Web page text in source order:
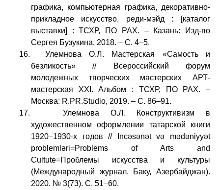
графика, компьютерная графика, декоративно-
прикладное искусство, реди-мэйд : [каталог
выставки] : ТСХР, ПО РАХ. – Казань: Изд-во
Сергея Бузукина, 2018. – С. 4–5.
16. Улемнова О.Л. Мастерская «Самость и
безликость» // Всероссийский форум
молодежных творческих мастерских АРТ-
мастерская XXI. Альбом : ТСХР, ПО РАХ. –
Москва: R.PR.Studio, 2019. – С. 86–91.
17. Улемнова О.Л. Конструктивизм в
художественном оформлении татарской книги
1920–1930-х годов // Incәsәnәt vә mәdәniyyәt
problemlәri=Problems of Arts and
Cultute=Проблемы искусства и культуры
(Международный журнал. Баку, Азербайджан).
2020. № 3(73). С. 51–60.